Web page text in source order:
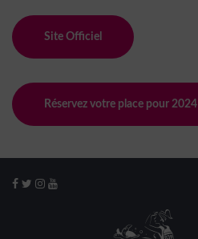
Site Officiel
Réservez votre place pour 2024